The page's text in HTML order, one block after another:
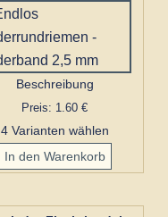
Beschreibung
Preis: 1.60 €
4 Varianten wählen